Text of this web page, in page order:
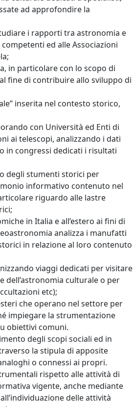
ad approfondire la
i rapporti tra astronomia e
ed alle Associazioni
in particolare con lo scopo di
fine di contribuire allo sviluppo di
inserita nel contesto storico,
con Università ed Enti di
ai telescopi, analizzando i dati
in congressi dedicati i risultati
degli stumenti storici per
informativo contenuto nel
riguardo alle lastre
in Italia e all’estero ai fini di
analizza i manufatti
in relazione al loro contenuto
viaggi dedicati per visitare
dell’astronomia culturale o per
etc);
che operano nel settore per
impiegare la strumentazione
obiettivi comuni.
degli scopi sociali ed in
la stipula di apposite
o connessi ai propri.
rispetto alle attività di
vigente, anche mediante
delle attività